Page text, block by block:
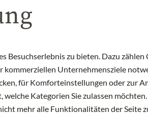
€)
Besuchserlebnis zu bieten. Dazu zählen
kommerziellen Unternehmensziele
für Komforteinstellungen oder zur
Kategorien Sie zulassen
mehr alle Funktionalitäten der Seite